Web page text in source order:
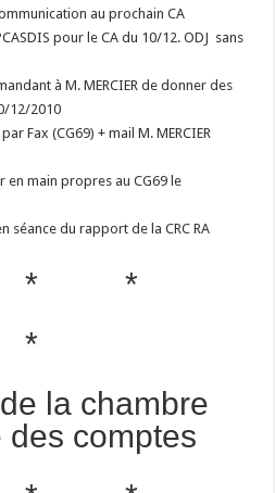
au prochain CA
pour le CA du 10/12. ODJ sans
à M. MERCIER de donner des
12/2010
Fax (CG69) + mail M. MERCIER
main propres au CG69 le
séance du rapport de la CRC RA
*
*
la chambre
des comptes